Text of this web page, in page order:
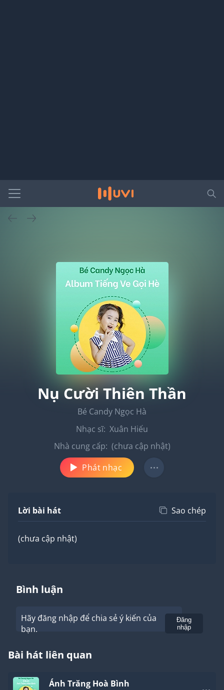
Nụ Cười Thiên Thần
Bé Candy Ngọc Hà
Nhạc sĩ: Xuân Hiếu
Nhà cung cấp: (chưa cập nhật)
Phát nhạc
Lời bài hát Sao chép
(chưa cập nhật)
Bình luận
Hãy đăng nhập để chia sẻ ý kiến của
bạn.
Đăng
nhập
Bài hát liên quan
Ánh Trăng Hoà Bình